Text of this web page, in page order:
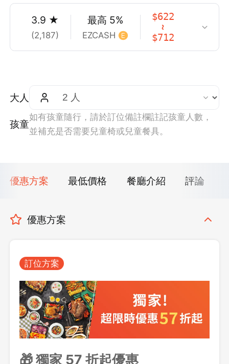
3.9 ★
(2,187)
最高 5%
EZCASH
$622
~
$712
大人
孩童
如有孩童隨行，請於訂位備註欄註記孩童人數，
並補充是否需要兒童椅或兒童餐具。
優惠方案 最低價格 餐廳介紹 評論
優惠方案
訂位方案
🎁 獨家 57 折起優惠